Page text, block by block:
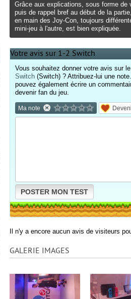
Grâce aux explications, sous forme de
puis de rappel bref au début de la
en main des Joy-Con, toujours
mini-jeu à l'autre, est bien expliquée.
Votre avis sur 1-2 Switch
Vous souhaitez donner votre avis sur
Switch (Switch) ? Attribuez-lui une
pouvez également écrire un
devenir fan du jeu.
Ma note
POSTER MON TEST
Il n'y a encore aucun avis de visiteurs
GALERIE IMAGES